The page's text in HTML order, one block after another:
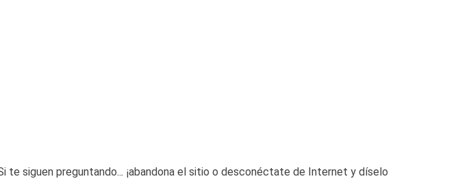
te siguen preguntando... ¡abandona el sitio o desconéctate de Internet y díselo